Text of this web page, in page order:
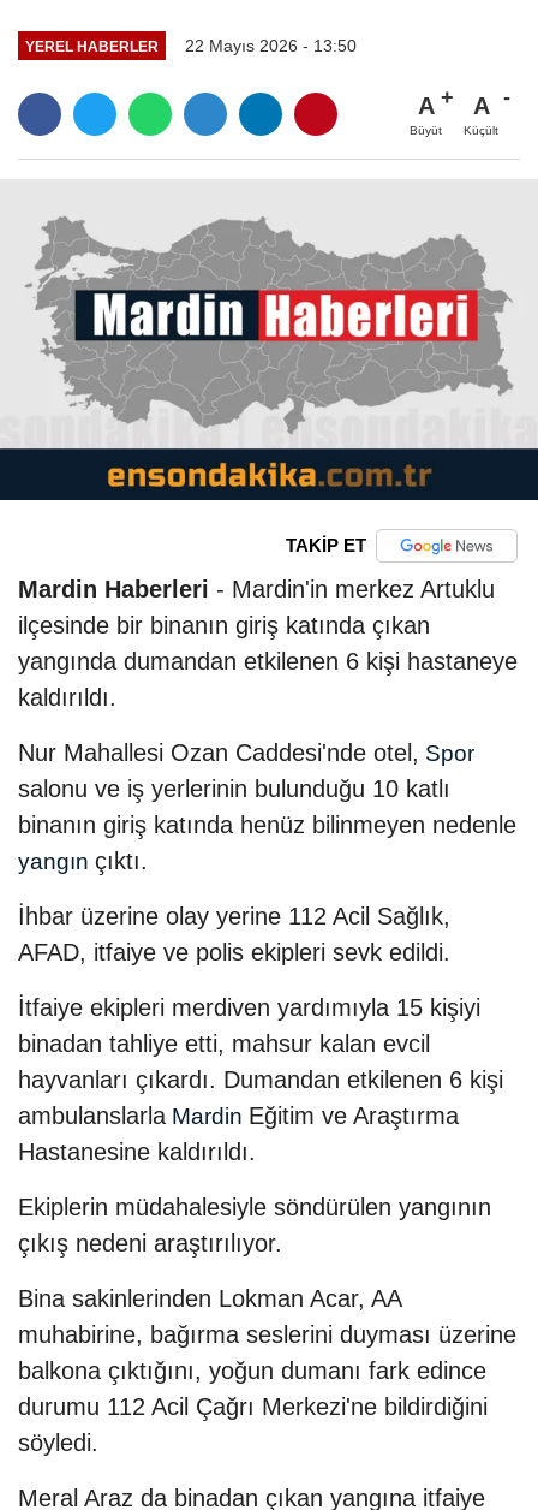
YEREL HABERLER 22 Mayıs 2026 - 13:50
A
Büyüt
A
Küçült
TAKİP ET
Mardin Haberleri - Mardin'in merkez Artuklu
ilçesinde bir binanın giriş katında çıkan
yangında dumandan etkilenen 6 kişi hastaneye
kaldırıldı.
Nur Mahallesi Ozan Caddesi'nde otel, Spor
salonu ve iş yerlerinin bulunduğu 10 katlı
binanın giriş katında henüz bilinmeyen nedenle
yangın çıktı.
İhbar üzerine olay yerine 112 Acil Sağlık,
AFAD, itfaiye ve polis ekipleri sevk edildi.
İtfaiye ekipleri merdiven yardımıyla 15 kişiyi
binadan tahliye etti, mahsur kalan evcil
hayvanları çıkardı. Dumandan etkilenen 6 kişi
ambulanslarla Mardin Eğitim ve Araştırma
Hastanesine kaldırıldı.
Ekiplerin müdahalesiyle söndürülen yangının
çıkış nedeni araştırılıyor.
Bina sakinlerinden Lokman Acar, AA
muhabirine, bağırma seslerini duyması üzerine
balkona çıktığını, yoğun dumanı fark edince
durumu 112 Acil Çağrı Merkezi'ne bildirdiğini
söyledi.
Meral Araz da binadan çıkan yangına itfaiye